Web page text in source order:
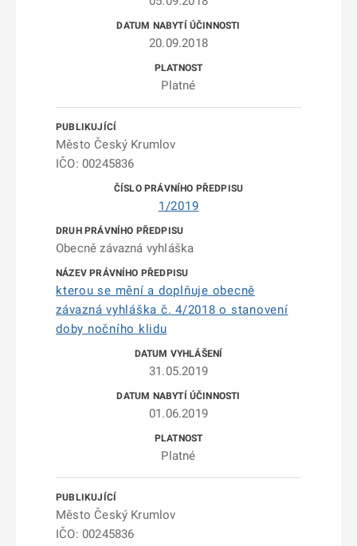
20.09.2018
Platné
Město Český Krumlov
IČO: 00245836
1/2019
Obecně závazná vyhláška
kterou se mění a doplňuje obecně
závazná vyhláška č. 4/2018 o stanovení
doby nočního klidu
31.05.2019
01.06.2019
Platné
Město Český Krumlov
IČO: 00245836